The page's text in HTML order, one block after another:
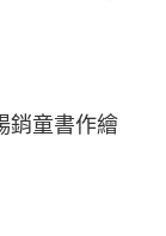
銷童書作繪